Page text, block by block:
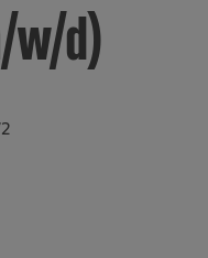
Selbstständig mit EDEKA
w/d)